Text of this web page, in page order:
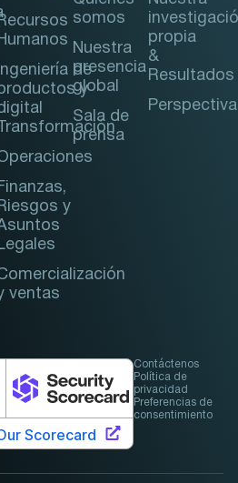
Ingeniería de
y
Transformación
y
ventas
somos
Nuestra
presencia
global
Sala de
prensa
propia
&
Resultados
Contáctenos
Política de
privacidad
Preferencias de
consentimiento